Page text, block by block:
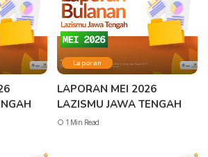
Laporan
LAPORAN MEI 2026
LAZISMU JAWA TENGAH
1 Min Read